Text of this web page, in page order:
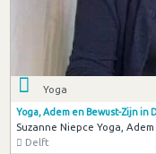
Yoga
Yoga, Adem en Bewust-Zijn in
Suzanne Niepce Yoga,
Delft